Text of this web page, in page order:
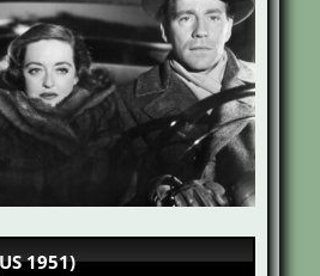
1951)